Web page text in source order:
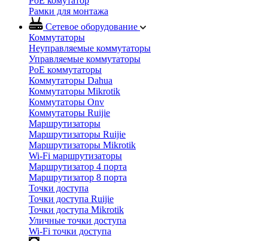
Рамки для монтажа
Сетевое оборудование
Коммутаторы
Неуправляемые коммутаторы
Управляемые коммутаторы
PoE коммутаторы
Коммутаторы Dahua
Коммутаторы Mikrotik
Коммутаторы Onv
Коммутаторы Ruijie
Маршрутизаторы
Маршрутизаторы Ruijie
Маршрутизаторы Mikrotik
Wi-Fi маршрутизаторы
Маршрутизатор 4 порта
Маршрутизатор 8 порта
Точки доступа
Точки доступа Ruijie
Точки доступа Mikrotik
Уличные точки доступа
Wi-Fi точки доступа